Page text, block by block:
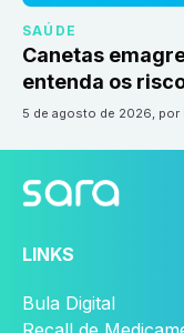
SAÚDE
Canetas
entenda os
5 de agosto de 2026, por
LINKS
Bula Digital